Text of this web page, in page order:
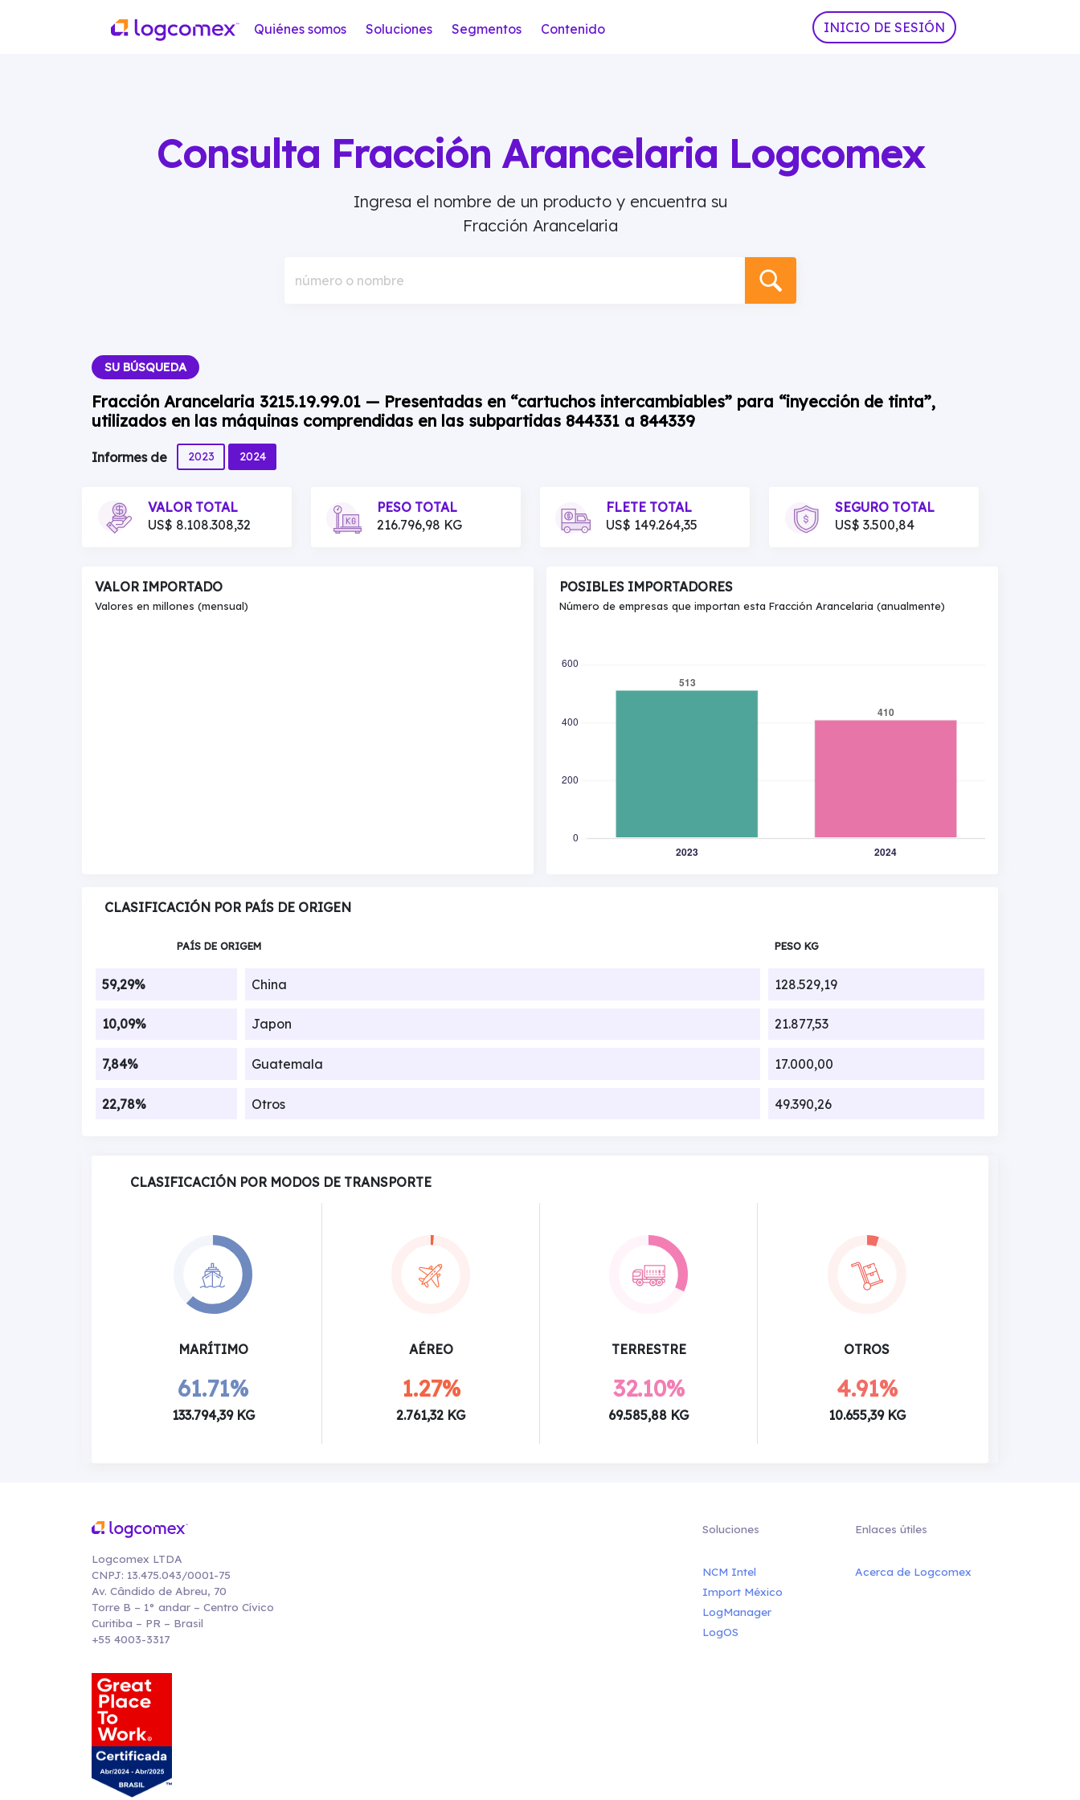
Quiénes somos Soluciones Segmentos Contenido INICIO DE SESIÓN
Consulta Fracción Arancelaria Logcomex
Ingresa el nombre de un producto y encuentra su
Fracción Arancelaria
número o nombre
SU BÚSQUEDA
Fracción Arancelaria 3215.19.99.01 — Presentadas en “cartuchos intercambiables” para “inyección de tinta”,
utilizados en las máquinas comprendidas en las subpartidas 844331 a 844339
Informes de 2023 2024
VALOR TOTAL
US$ 8.108.308,32
PESO TOTAL
216.796,98 KG
FLETE TOTAL
US$ 149.264,35
SEGURO TOTAL
US$ 3.500,84
VALOR IMPORTADO
Valores en millones (mensual)
POSIBLES IMPORTADORES
Número de empresas que importan esta Fracción Arancelaria (anualmente)
CLASIFICACIÓN POR PAÍS DE ORIGEN
PAÍS DE ORIGEM PESO KG
59,29% China 128.529,19
10,09% Japon 21.877,53
7,84% Guatemala 17.000,00
22,78% Otros 49.390,26
CLASIFICACIÓN POR MODOS DE TRANSPORTE
MARÍTIMO
61.71%
133.794,39 KG
AÉREO
1.27%
2.761,32 KG
TERRESTRE
32.10%
69.585,88 KG
OTROS
4.91%
10.655,39 KG
Logcomex LTDA
CNPJ: 13.475.043/0001-75
Av. Cândido de Abreu, 70
Torre B – 1° andar – Centro Cívico
Curitiba – PR – Brasil
+55 4003-3317
Soluciones
NCM Intel
Import México
LogManager
LogOS
Enlaces útiles
Acerca de Logcomex